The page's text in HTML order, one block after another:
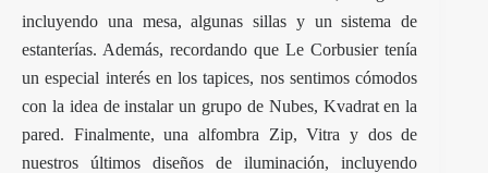
incluyendo una mesa, algunas sillas y un sistema de
estanterías. Además, recordando que Le Corbusier tenía
un especial interés en los tapices, nos sentimos cómodos
con la idea de instalar un grupo de Nubes, Kvadrat en la
pared. Finalmente, una alfombra Zip, Vitra y dos de
nuestros últimos diseños de iluminación, incluyendo